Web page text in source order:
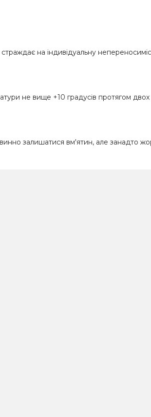
на індивідуальну
не вище +10 градусів протягом
залишатися вм'ятин, але занадто